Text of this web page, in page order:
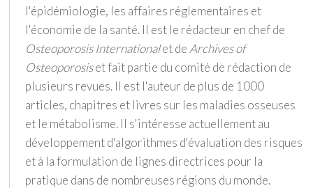
l'épidémiologie, les affaires réglementaires et
l'économie de la santé. Il est le rédacteur en chef de
Osteoporosis Internationalet de Archives of
Osteoporosiset fait partie du comité de rédaction de
plusieurs revues. Il est l'auteur de plus de 1000
articles, chapitres et livres sur les maladies osseuses
et le métabolisme. Il s'intéresse actuellement au
développement d'algorithmes d'évaluation des risques
et à la formulation de lignes directrices pour la
pratique dans de nombreuses régions du monde.